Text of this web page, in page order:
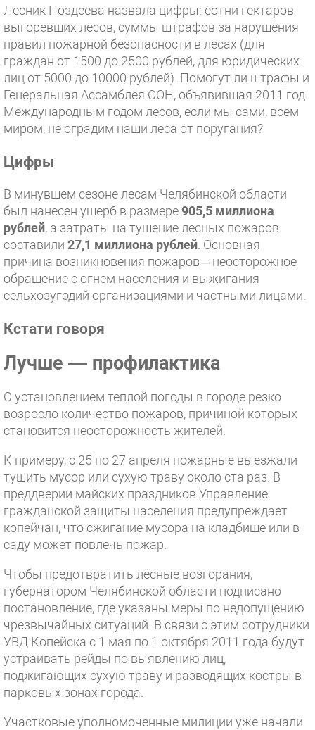
Лесник Поздеева назвала цифры: сотни гектаров
выгоревших лесов, суммы штрафов за нарушения
правил пожарной безопасности в лесах (для
граждан от 1500 до 2500 рублей, для юридических
лиц от 5000 до 10000 рублей). Помогут ли штрафы и
Генеральная Ассамблея ООН, объявившая 2011 год
Международным годом лесов, если мы сами, всем
миром, не оградим наши леса от поругания?
Цифры
В минувшем сезоне лесам Челябинской области
был нанесен ущерб в размере905,5 миллиона
рублей, а затраты на тушение лесных пожаров
составили 27,1 миллиона рублей . Основная
причина возникновения пожаров – неосторожное
обращение с огнем населения и выжигания
сельхозугодий организациями и частными лицами.
Кстати говоря
Лучше — профилактика
С установлением теплой погоды в городе резко
возросло количество пожаров, причиной которых
становится неосторожность жителей.
К примеру, с 25 по 27 апреля пожарные выезжали
тушить мусор или сухую траву около ста раз. В
преддверии майских праздников Управление
гражданской защиты населения предупреждает
копейчан, что сжигание мусора на кладбище или в
саду может повлечь пожар.
Чтобы предотвратить лесные возгорания,
губернатором Челябинской области подписано
постановление, где указаны меры по недопущению
чрезвычайных ситуаций. В связи с этим сотрудники
УВД Копейска с 1 мая по 1 октября 2011 года будут
устраивать рейды по выявлению лиц,
поджигающих сухую траву и разводящих костры в
парковых зонах города.
Участковые уполномоченные милиции уже начали